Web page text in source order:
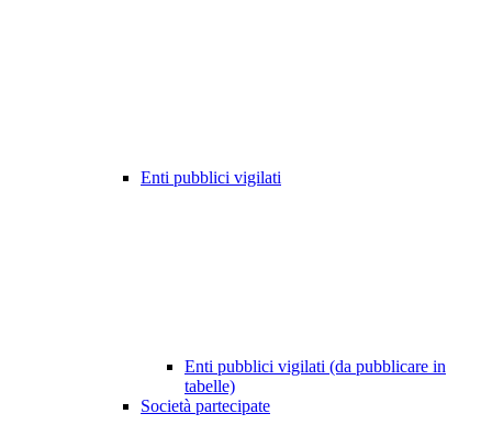
Enti pubblici vigilati
Enti pubblici vigilati (da pubblicare in
tabelle)
Società partecipate